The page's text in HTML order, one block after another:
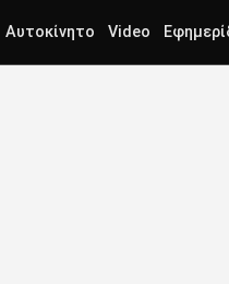
Αυτοκίνητο Video